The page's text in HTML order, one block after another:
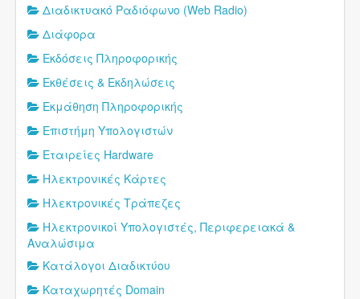
Διαδικτυακό Ραδιόφωνο (Web Radio)
Διάφορα
Εκδόσεις Πληροφορικής
Εκθέσεις & Εκδηλώσεις
Εκμάθηση Πληροφορικής
Επιστήμη Υπολογιστών
Εταιρείες Hardware
Ηλεκτρονικές Κάρτες
Ηλεκτρονικές Τράπεζες
Ηλεκτρονικοί Υπολογιστές, Περιφερειακά &
Αναλώσιμα
Κατάλογοι Διαδικτύου
Καταχωρητές Domain